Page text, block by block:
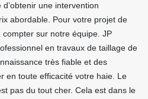
une intervention
abordable. Pour votre projet de
sur notre équipe. JP
en travaux de taillage de
très fiable et des
en toute efficacité votre haie. Le
pas du tout cher. Cela est dans le